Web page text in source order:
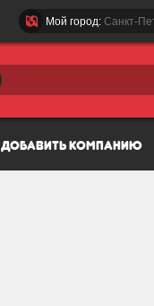
Мой город: Санкт-
добавить компанию